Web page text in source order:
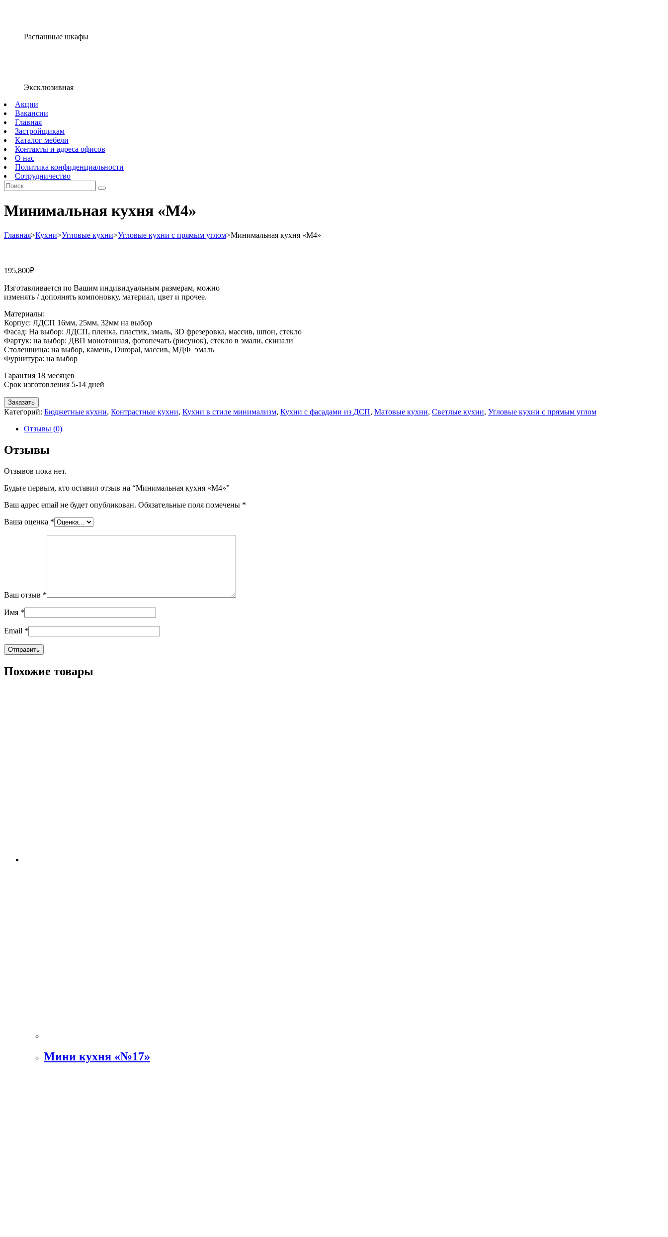
Распашные шкафы
Эксклюзивная
Акции
Вакансии
Главная
Застройщикам
Каталог мебели
Контакты и адреса офисов
О нас
Политика конфиденциальности
Сотрудничество
Минимальная кухня «М4»
Главная>Кухни>Угловые кухни>Угловые кухни с прямым углом>Минимальная кухня «М4»
195,800₽
Изготавливается по Вашим индивидуальным размерам, можно
изменять / дополнять компоновку, материал, цвет и прочее.
Материалы:
Корпус: ЛДСП 16мм, 25мм, 32мм на выбор
Фасад: На выбор: ЛДСП, пленка, пластик, эмаль, 3D фрезеровка, массив, шпон, стекло
Фартук: на выбор: ДВП монотонная, фотопечать (рисунок), стекло в эмали, скинали
Столешница: на выбор, камень, Duropal, массив, МДФ эмаль
Фурнитура: на выбор
Гарантия 18 месяцев
Срок изготовления 5-14 дней
Заказать
Категорий: Бюджетные кухни, Контрастные кухни, Кухни в стиле минимализм, Кухни с фасадами из ДСП, Матовые кухни, Светлые кухни, Угловые кухни с прямым углом
Отзывы (0)
Отзывы
Отзывов пока нет.
Будьте первым, кто оставил отзыв на “Минимальная кухня «М4»”
Ваш адрес email не будет опубликован. Обязательные поля помечены *
Ваша оценка *
Ваш отзыв *
Имя *
Email *
Похожие товары
Мини кухня «№17»